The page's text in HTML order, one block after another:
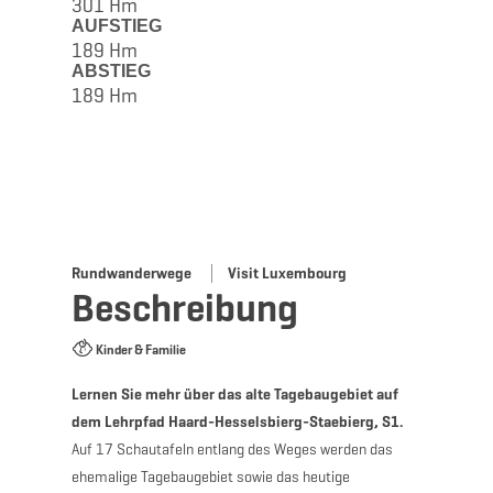
301 Hm
AUFSTIEG
189 Hm
ABSTIEG
189 Hm
Rundwanderwege Visit Luxembourg
Beschreibung
Kinder & Familie
Lernen Sie mehr über das alte Tagebaugebiet auf
dem Lehrpfad Haard-Hesselsbierg-Staebierg, S1.
Auf 17 Schautafeln entlang des Weges werden das
ehemalige Tagebaugebiet sowie das heutige